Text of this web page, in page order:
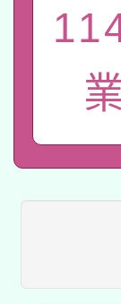
薪
轉
用
動
開
本
招
適
暨
科